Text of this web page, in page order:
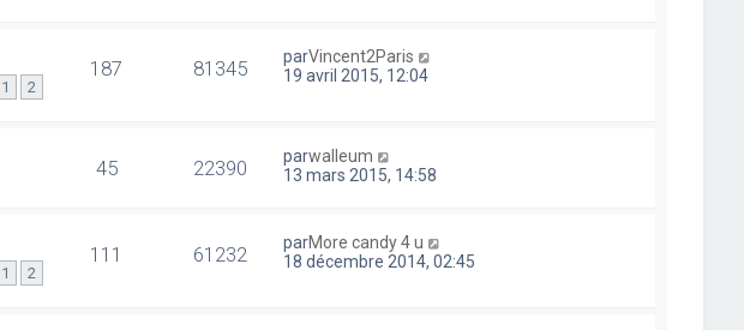
1 2
187 81345 parVincent2Paris
19 avril 2015, 12:04
45 22390 parwalleum
13 mars 2015, 14:58
1 2
111 61232 parMore candy 4 u
18 décembre 2014, 02:45